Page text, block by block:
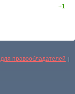
+1
для правообладателей |